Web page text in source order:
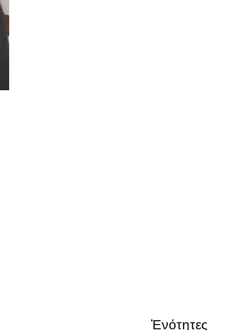
Ἑνότητες